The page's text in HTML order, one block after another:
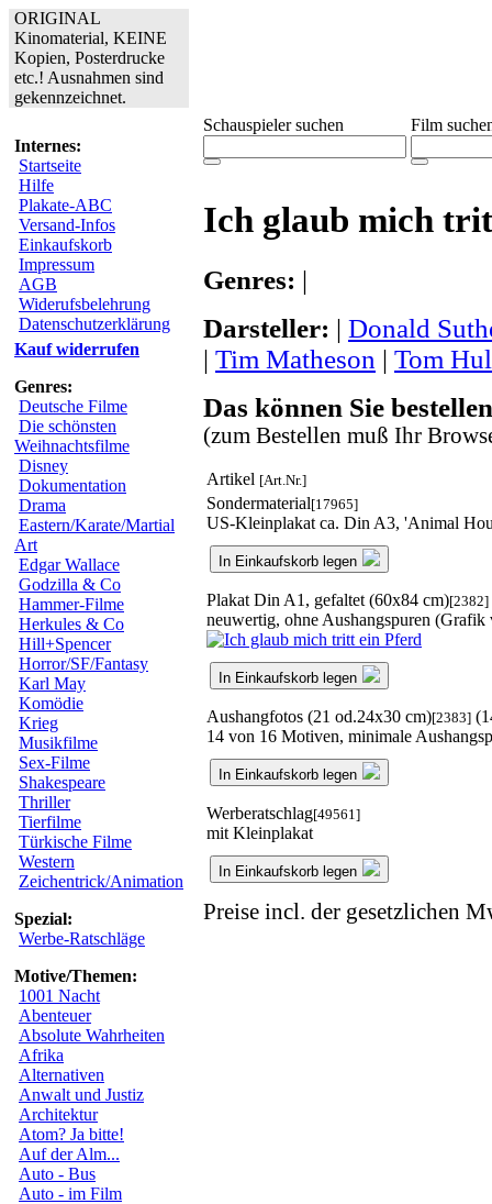
ORIGINAL
Kinomaterial, KEINE
Kopien, Posterdrucke
etc.! Ausnahmen sind
gekennzeichnet.
Internes:
Startseite
Hilfe
Plakate-ABC
Versand-Infos
Einkaufskorb
Impressum
AGB
Widerufsbelehrung
Datenschutzerklärung
Kauf widerrufen
Genres:
Deutsche Filme
Die schönsten
Weihnachtsfilme
Disney
Dokumentation
Drama
Eastern/Karate/Martial
Art
Edgar Wallace
Godzilla & Co
Hammer-Filme
Herkules & Co
Hill+Spencer
Horror/SF/Fantasy
Karl May
Komödie
Krieg
Musikfilme
Sex-Filme
Shakespeare
Thriller
Tierfilme
Türkische Filme
Western
Zeichentrick/Animation
Spezial:
Werbe-Ratschläge
Motive/Themen:
1001 Nacht
Abenteuer
Absolute Wahrheiten
Afrika
Alternativen
Anwalt und Justiz
Architektur
Atom? Ja bitte!
Auf der Alm...
Auto - Bus
Auto - im Film
Schauspieler suchen Film
Ich glaub mich
Genres: |
Darsteller: | Donald
| Tim Matheson | Tom
Das können Sie
(zum Bestellen muß Ihr
Artikel [Art.Nr.]
Sondermaterial[17965]
US-Kleinplakat ca. Din A3, 'Animal
In Einkaufskorb legen
Plakat Din A1, gefaltet (60x84 cm)[2382]
neuwertig, ohne Aushangspuren (Grafik
In Einkaufskorb legen
Aushangfotos (21 od.24x30 cm)[2383]
14 von 16 Motiven, minimale
In Einkaufskorb legen
Werberatschlag[49561]
mit Kleinplakat
In Einkaufskorb legen
Preise incl. der gesetzlichen